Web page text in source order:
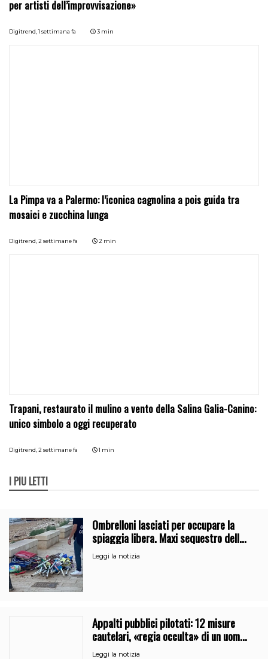
per artisti dell’improvvisazione»
Digitrend,1 settimana fa 3 min
La Pimpa va a Palermo: l’iconica cagnolina a pois guida tra
mosaici e zucchina lunga
Digitrend, 2 settimane fa 2 min
Trapani, restaurato il mulino a vento della Salina Galia-Canino:
unico simbolo a oggi recuperato
Digitrend, 2 settimane fa 1 min
I PIÙ LETTI
Ombrelloni lasciati per occupare la
spiaggia libera. Maxi sequestro della
Guardia Costiera
Leggi la notizia
Appalti pubblici pilotati: 12 misure
cautelari, «regia occulta» di un uomo
vicino al clan
Leggi la notizia